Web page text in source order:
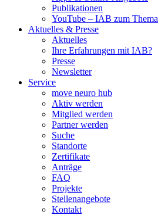
Publikationen
YouTube – IAB zum Thema
Aktuelles & Presse
Aktuelles
Ihre Erfahrungen mit IAB?
Presse
Newsletter
Service
move neuro hub
Aktiv werden
Mitglied werden
Partner werden
Suche
Standorte
Zertifikate
Anträge
FAQ
Projekte
Stellenangebote
Kontakt